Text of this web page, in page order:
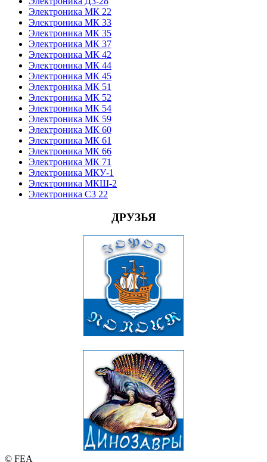
Электроника МК 22
Электроника МК 33
Электроника МК 35
Электроника МК 37
Электроника МК 42
Электроника МК 44
Электроника МК 45
Электроника МК 51
Электроника МК 52
Электроника МК 54
Электроника МК 59
Электроника МК 60
Электроника МК 61
Электроника МК 66
Электроника МК 71
Электроника МКУ-1
Электроника МКШ-2
Электроника С3 22
ДРУЗЬЯ
© FEA